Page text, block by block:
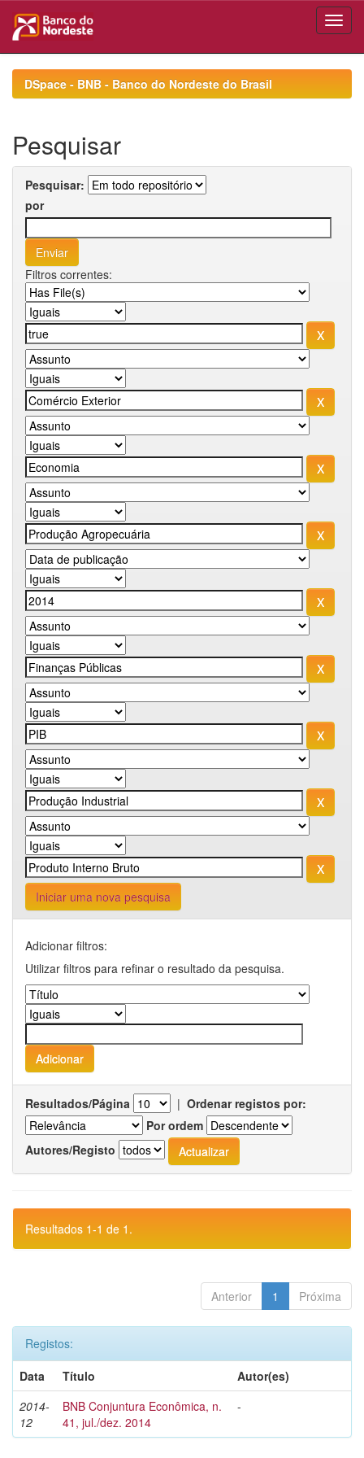
navigationDSpace - BNB - Banco do Nordeste do Brasil
Pesquisar
Pesquisar:
por
Filtros correntes:
Iniciar uma nova pesquisa
Adicionar filtros:
Utilizar filtros para refinar o resultado da pesquisa.
Resultados/Página | Ordenar registos por:
Por ordem
Autores/Registo
Resultados 1-1 de 1.
Anterior 1 Próxima
Registos:
Data
Título
Autor(es)
2014-
12
BNB Conjuntura Econômica, n.
41, jul./dez. 2014
-